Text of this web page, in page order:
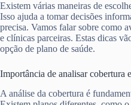
Existem várias maneiras de
Isso ajuda a tomar decisões
precisa. Vamos falar sobre como
e clínicas parceiras. Estas dicas
opção de plano de saúde.
Importância de analisar cobertura
A análise da cobertura é